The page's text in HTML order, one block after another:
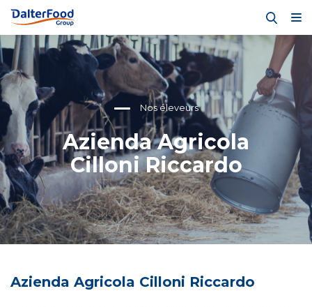
Azienda Agricola
Cilloni Riccardo
Nos éleveurs
Azienda Agricola Cilloni Riccardo